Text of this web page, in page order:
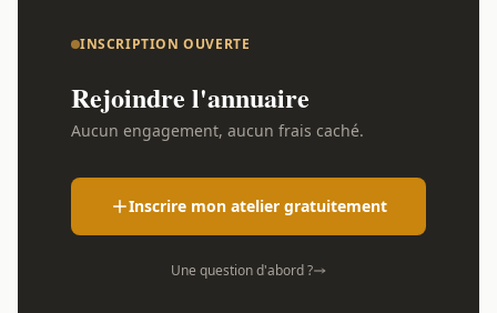
INSCRIPTION OUVERTE
Rejoindre l'annuaire
Aucun engagement, aucun frais caché.
Inscrire mon atelier gratuitement
Une question d'abord ?